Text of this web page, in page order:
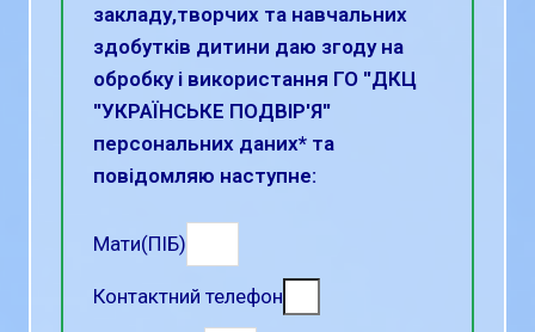
закладу,творчих та навчальних
здобутків дитини даю згоду на
обробку і використання ГО ''ДКЦ
''УКРАЇНСЬКЕ ПОДВІР'Я''
персональних даних* та
повідомляю наступне:
Мати(ПІБ)
Контактний телефон